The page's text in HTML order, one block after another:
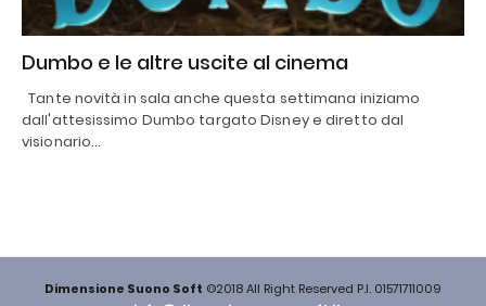
Dumbo e le altre uscite al cinema
Tante novità in sala anche questa settimana iniziamo
dall'attesissimo Dumbo targato Disney e diretto dal
visionario…
Dimensione Suono Soft ©2018 All Right Reserved P.I. 01571711009